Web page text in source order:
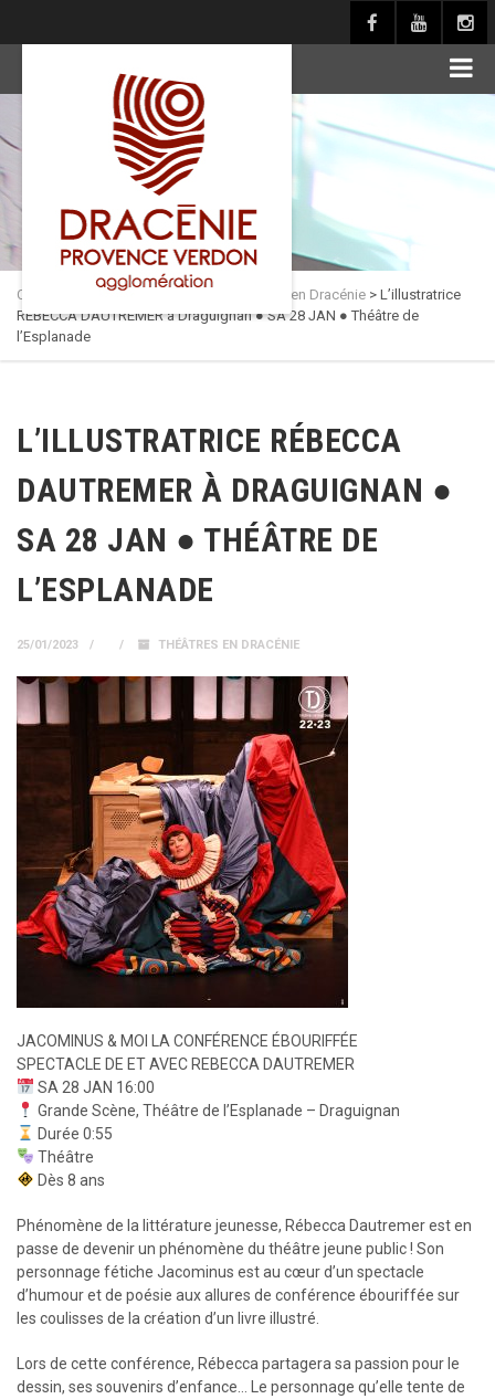
Culture en Dracénie Théâtres en Dracénie > L’illustratrice
RÉBECCA DAUTREMER à Draguignan ● SA 28 JAN ● Théâtre de
l’Esplanade
L’ILLUSTRATRICE RÉBECCA
DAUTREMER À DRAGUIGNAN ●
SA 28 JAN ● THÉÂTRE DE
L’ESPLANADE
25/01/2023 THÉÂTRES EN DRACÉNIE
JACOMINUS & MOI LA CONFÉRENCE ÉBOURIFFÉE
SPECTACLE DE ET AVEC REBECCA DAUTREMER
SA 28 JAN 16:00
Grande Scène, Théâtre de l’Esplanade – Draguignan
Durée 0:55
Théâtre
Dès 8 ans
Phénomène de la littérature jeunesse, Rébecca Dautremer est en
passe de devenir un phénomène du théâtre jeune public ! Son
personnage fétiche Jacominus est au cœur d’un spectacle
d’humour et de poésie aux allures de conférence ébouriffée sur
les coulisses de la création d’un livre illustré.
Lors de cette conférence, Rébecca partagera sa passion pour le
dessin, ses souvenirs d’enfance… Le personnage qu’elle tente de